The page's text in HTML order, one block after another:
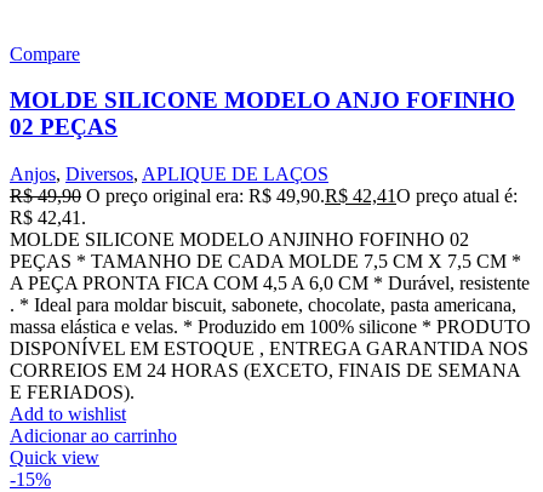
Compare
MOLDE SILICONE MODELO ANJO FOFINHO
02 PEÇAS
Anjos, Diversos, APLIQUE DE LAÇOS
R$49,90 O preço original era: R$ 49,90.R$ 42,41O preço atual é:
R$ 42,41.
MOLDE SILICONE MODELO ANJINHO FOFINHO 02
PEÇAS * TAMANHO DE CADA MOLDE 7,5 CM X 7,5 CM *
A PEÇA PRONTA FICA COM 4,5 A 6,0 CM * Durável, resistente
. * Ideal para moldar biscuit, sabonete, chocolate, pasta americana,
massa elástica e velas. * Produzido em 100% silicone * PRODUTO
DISPONÍVEL EM ESTOQUE , ENTREGA GARANTIDA NOS
CORREIOS EM 24 HORAS (EXCETO, FINAIS DE SEMANA
E FERIADOS).
Add to wishlist
Adicionar ao carrinho
Quick view
-15%